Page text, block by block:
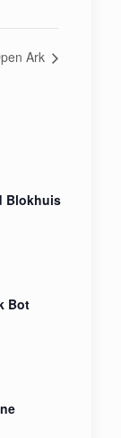
Ark
Blokhuis
Bot